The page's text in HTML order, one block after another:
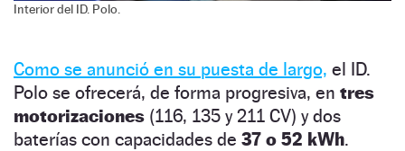
Interior del ID. Polo.
Como se anunció en su puesta de largo, el ID.
Polo se ofrecerá, de forma progresiva, en tres
motorizaciones (116, 135 y 211 CV) y dos
baterías con capacidades de 37 o 52 kWh.